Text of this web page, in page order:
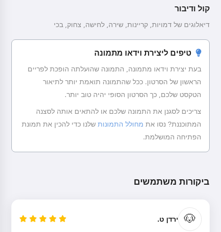
קול ודיבור
דיאלוגים של דמויות, קריינות, שירה, לחישה, צחוק, בכי
טיפים ליצירת וידאו מתמונה
בעת יצירת וידאו מתמונה, התמונה שהועלתה הופכת לפריים
הראשון של הסרטון. ככל שהתמונה תואמת יותר לתיאור
הטקסט שלכם, כך הסרטון הסופי יהיה טוב יותר.
צריכים לסגנן את התמונה שלכם או להתאים אותה לסצנה
המתוכננת? נסו אתמחולל התמונותשלנו כדי להכין את תמונת
הפתיחה המושלמת.
ביקורות משתמשים
🐶 ירדן ט.
עם תחילת השימוש בשירות, אתם מאשרים את:
מדיניות הפרטיות,מדיניות החזרים